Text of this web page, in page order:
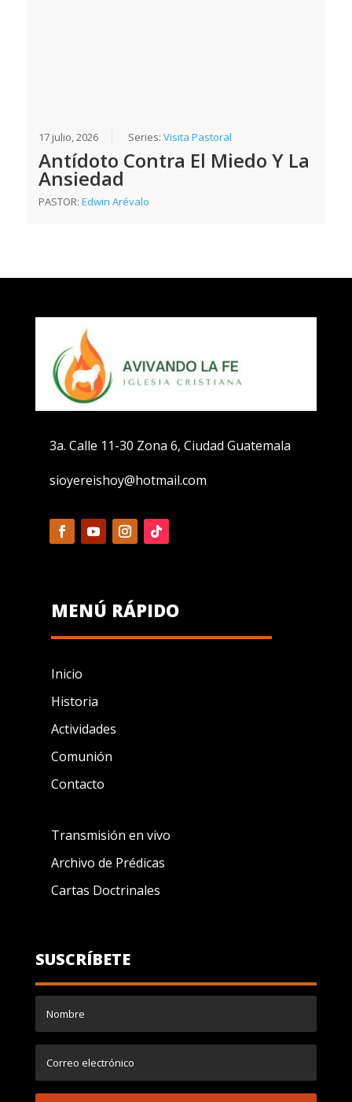
17 julio, 2026 Series:Visita Pastoral
Antídoto Contra El Miedo Y La
Ansiedad
PASTOR:Edwin Arévalo
3a. Calle 11-30 Zona 6, Ciudad Guatemala
sioyereishoy@hotmail.com
MENÚ RÁPIDO
Inicio
Historia
Actividades
Comunión
Contacto
Transmisión en vivo
Archivo de Prédicas
Cartas Doctrinales
SUSCRÍBETE